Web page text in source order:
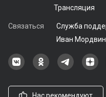
Трансляция
Связаться
Служба
Иван
Наша группа вНаша группа на
Наша